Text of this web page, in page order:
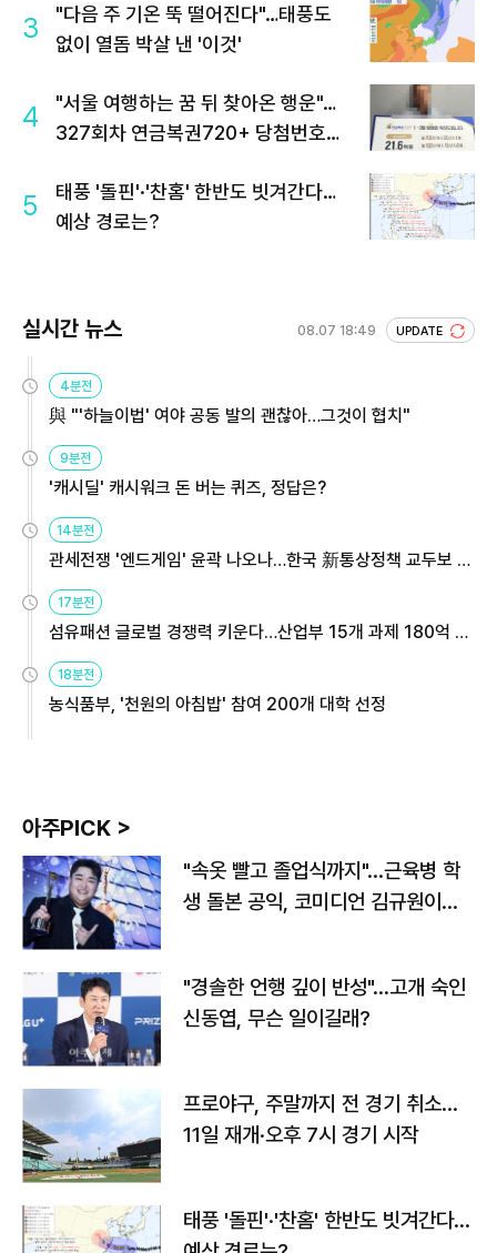
3
"다음 주 기온 뚝 떨어진다"…태풍도
없이 열돔 박살 낸 '이것'
4
"서울 여행하는 꿈 뒤 찾아온 행운"…
327회차 연금복권720+ 당첨번호조
5
태풍 '돌핀'·'찬홈' 한반도 빗겨간다…
예상 경로는?
실시간 뉴스 08.07 18:49 UPDATE
4분전
與 "'하늘이법' 여야 공동 발의 괜찮아…그것이 협치"
9분전
'캐시딜' 캐시워크 돈 버는 퀴즈, 정답은?
14분전
관세전쟁 '엔드게임' 윤곽 나오나…한국 新통상정책 교두보 활
용해야
17분전
섬유패션 글로벌 경쟁력 키운다…산업부 15개 과제 180억 지
원
18분전
농식품부, '천원의 아침밥' 참여 200개 대학 선정
아주PICK >
"속옷 빨고 졸업식까지"…근육병 학
생 돌본 공익, 코미디언 김규원이었
"경솔한 언행 깊이 반성"…고개 숙인
신동엽, 무슨 일이길래?
프로야구, 주말까지 전 경기 취소…
11일 재개·오후 7시 경기 시작
태풍 '돌핀'·'찬홈' 한반도 빗겨간다…